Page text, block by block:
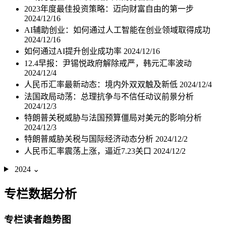
2023年度最佳投资策略：迈向财富自由的第一步
2024/12/16
AI辅助创业：如何通过人工智能在创业领域取得成功
2024/12/16
如何通过AI提升创业成功率 2024/12/16
12.4早报：尹锡悦政府解除戒严，韩元汇率波动
2024/12/4
人民币汇率最新动态：境内外双双触及新低 2024/12/4
法国政局动荡：总理抗争与不信任动议前景分析
2024/12/3
特朗普关税威胁与法国预算僵局对美元的影响分析
2024/12/3
特朗普威胁关税与国际经济动态分析 2024/12/2
人民币汇率震荡上涨，逼近7.23关口 2024/12/2
2024 ⌄
专栏数据分析
专栏读者趋势图